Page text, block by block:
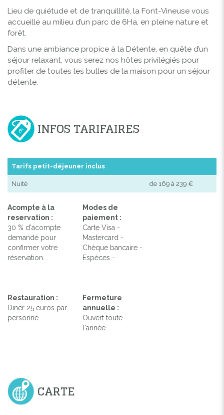
Lieu de quiétude et de tranquillité, la Font-Vineuse vous
accueille au milieu d’un parc de 6Ha, en pleine nature et
forêt.
Dans une ambiance propice à la Détente, en quête d’un
séjour relaxant, vous serez nos hôtes privilégiés pour
profiter de toutes les bulles de la maison pour un séjour
détente.
INFOS TARIFAIRES
Tarifs petit-déjeuner inclus
Nuité de 169 à 239 €
Acompte à la
reservation :
30 % d'acompte
demandé pour
confirmer votre
réservation. .
Modes de
paiement :
Carte Visa -
Mastercard -
Chèque bancaire -
Espèces -
Restauration :
Diner 25 euros par
personne
Fermeture
annuelle :
Ouvert toute
l'année
CARTE